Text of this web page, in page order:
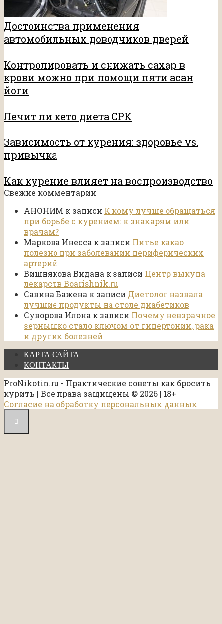
Достоинства применения
автомобильных доводчиков дверей
Контролировать и снижать сахар в
крови можно при помощи пяти асан
йоги
Лечит ли кето диета СРК
Зависимость от курения: здоровье vs.
привычка
Как курение влияет на воспроизводство
Свежие комментарии
АНОНИМ к записи К кому лучше обращаться
при борьбе с курением: к знахарям или
врачам?
Маркова Инесса к записи Питье какао
полезно при заболевании периферических
артерий
Вишнякова Видана к записи Центр выкупа
лекарств Boarishnik.ru
Савина Бажена к записи Диетолог назвала
лучшие продукты на столе диабетиков
Суворова Илона к записи Почему невзрачное
зернышко стало ключом от гипертонии, рака
и других болезней
КАРТА САЙТА
КОНТАКТЫ
ProNikotin.ru - Практические советы как бросить
курить | Все права защищены © 2026 | 18+
Согласие на обработку персональных данных